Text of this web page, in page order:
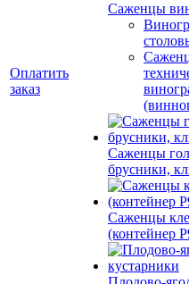
Оплатить
заказ
Саженцы
Саженцы
брусники,
Саженцы
(контейнер